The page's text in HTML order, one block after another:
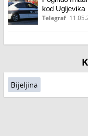
kod Ugljevika
Telegraf
Bijeljina